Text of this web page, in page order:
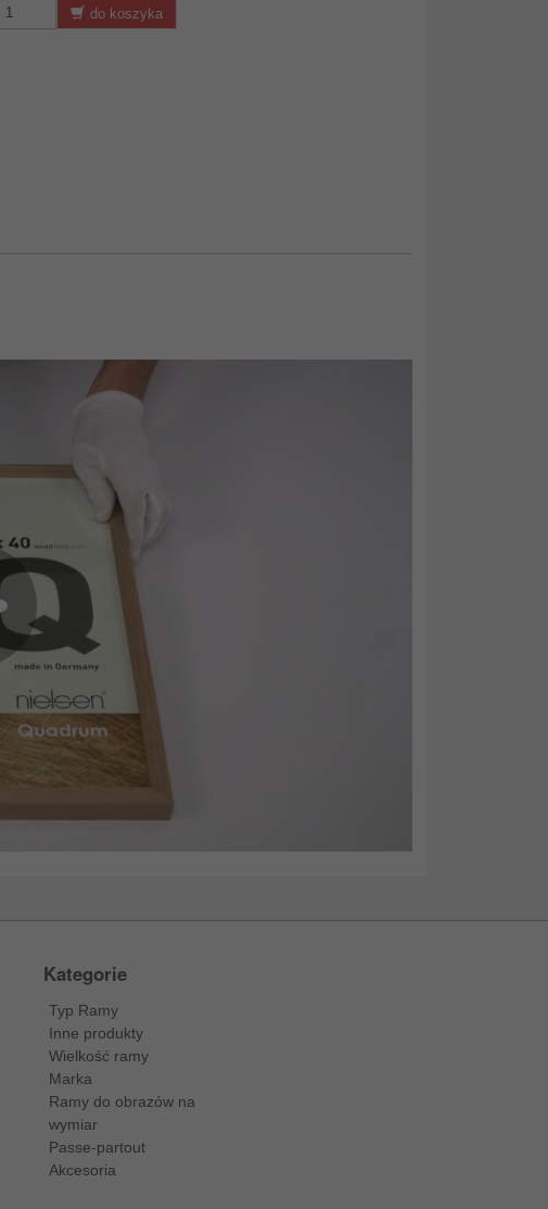
do koszyka
Kategorie
Typ Ramy
Inne produkty
Wielkość ramy
Marka
Ramy do obrazów na
wymiar
Passe-partout
Akcesoria